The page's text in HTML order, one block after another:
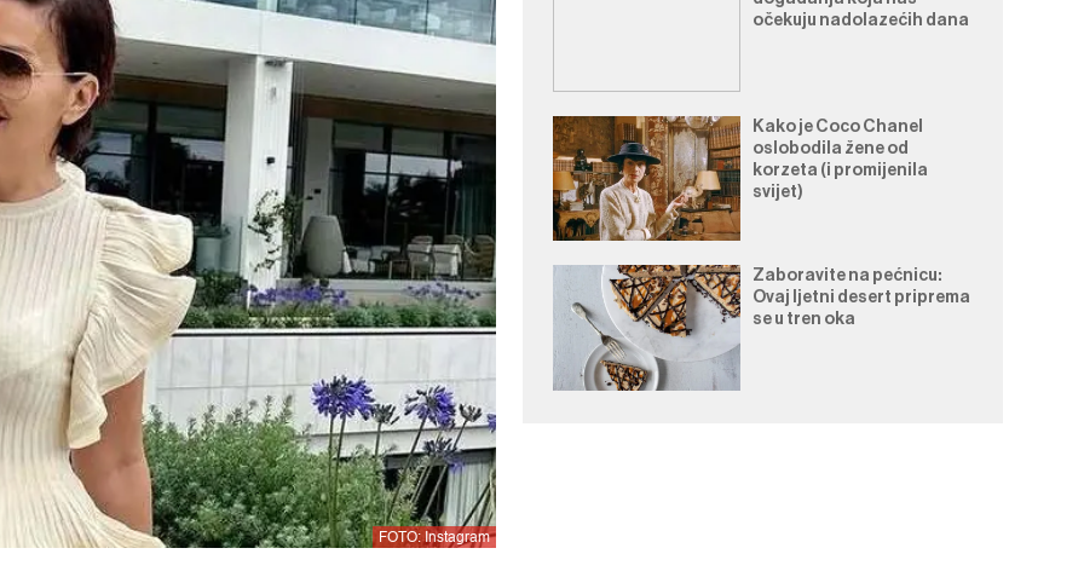
FOTO: Instagram
očekuju nadolazećih dana
Kako je Coco Chanel
oslobodila žene od
korzeta (i promijenila
svijet)
Zaboravite na pećnicu:
Ovaj ljetni desert priprema
se u tren oka